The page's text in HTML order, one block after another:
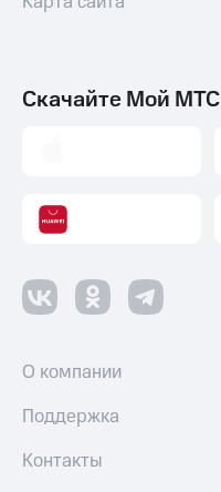
Скачайте Мой МТС
О компании
Поддержка
Контакты